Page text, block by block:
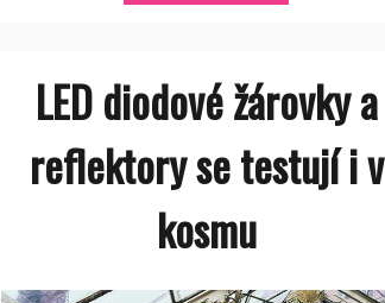
LED diodové žárovky a
reflektory se testují i v
kosmu